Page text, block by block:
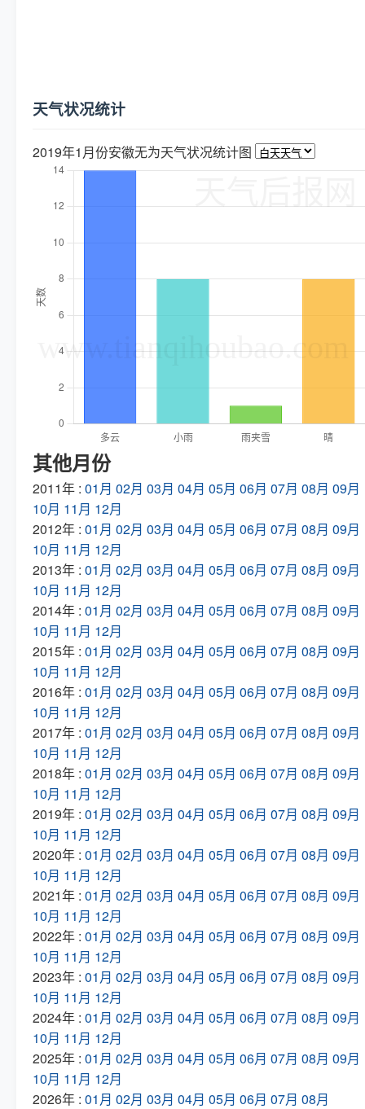
天气状况统计
2019年1月份安徽无为天气状况统计图
其他月份
2011年 : 01月 02月 03月 04月 05月 06月 07月 08月 09月
10月 11月 12月
2012年 : 01月 02月 03月 04月 05月 06月 07月 08月 09月
10月 11月 12月
2013年 : 01月 02月 03月 04月 05月 06月 07月 08月 09月
10月 11月 12月
2014年 : 01月 02月 03月 04月 05月 06月 07月 08月 09月
10月 11月 12月
2015年 : 01月 02月 03月 04月 05月 06月 07月 08月 09月
10月 11月 12月
2016年 : 01月 02月 03月 04月 05月 06月 07月 08月 09月
10月 11月 12月
2017年 : 01月 02月 03月 04月 05月 06月 07月 08月 09月
10月 11月 12月
2018年 : 01月 02月 03月 04月 05月 06月 07月 08月 09月
10月 11月 12月
2019年 : 01月 02月 03月 04月 05月 06月 07月 08月 09月
10月 11月 12月
2020年 : 01月 02月 03月 04月 05月 06月 07月 08月 09月
10月 11月 12月
2021年 : 01月 02月 03月 04月 05月 06月 07月 08月 09月
10月 11月 12月
2022年 : 01月 02月 03月 04月 05月 06月 07月 08月 09月
10月 11月 12月
2023年 : 01月 02月 03月 04月 05月 06月 07月 08月 09月
10月 11月 12月
2024年 : 01月 02月 03月 04月 05月 06月 07月 08月 09月
10月 11月 12月
2025年 : 01月 02月 03月 04月 05月 06月 07月 08月 09月
10月 11月 12月
2026年 : 01月 02月 03月 04月 05月 06月 07月 08月